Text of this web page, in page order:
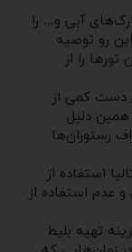
آبی و... را
رو توصیه
را از
دست کمی از
همین دلیل
رستوران‌ها
استفاده از
عدم استفاده از
تهیه بلیط